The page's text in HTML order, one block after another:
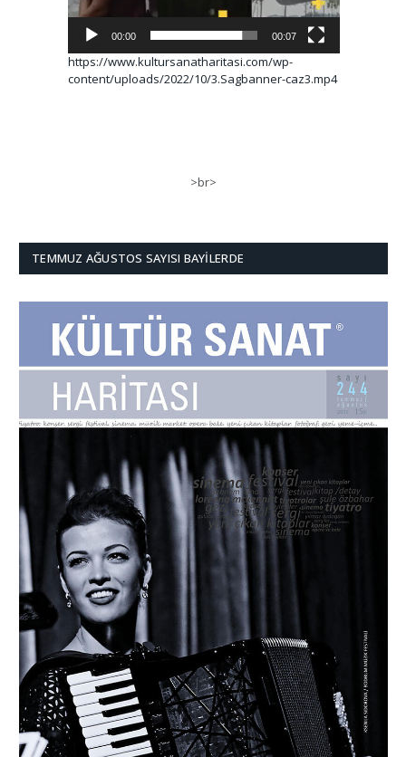
00:00 00:07
https://www.kultursanatharitasi.com/wp-
content/uploads/2022/10/3.Sagbanner-caz3.mp4
>br>
TEMMUZ AĞUSTOS SAYISI BAYILERDE